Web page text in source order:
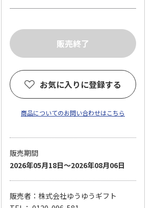
お気に入りに登録する
商品についてのお問い合わせはこちら
販売期間
2026年05月18日～2026年08月06日
販売者：株式会社ゆうゆうギフト